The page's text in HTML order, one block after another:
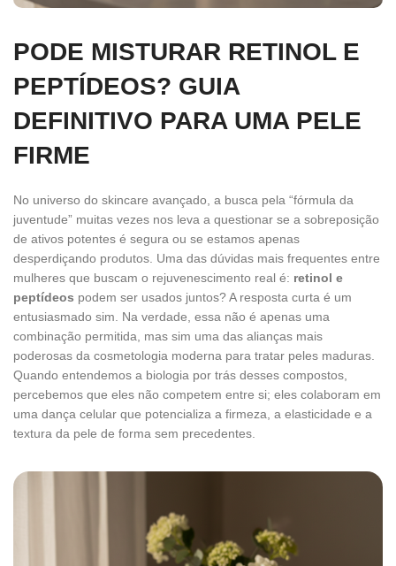
PODE MISTURAR RETINOL E
PEPTÍDEOS? GUIA
DEFINITIVO PARA UMA PELE
FIRME
No universo do skincare avançado, a busca pela “fórmula da
juventude” muitas vezes nos leva a questionar se a sobreposição
de ativos potentes é segura ou se estamos apenas
desperdiçando produtos. Uma das dúvidas mais frequentes entre
mulheres que buscam o rejuvenescimento real é: retinol e
peptídeos podem ser usados juntos? A resposta curta é um
entusiasmado sim. Na verdade, essa não é apenas uma
combinação permitida, mas sim uma das alianças mais
poderosas da cosmetologia moderna para tratar peles maduras.
Quando entendemos a biologia por trás desses compostos,
percebemos que eles não competem entre si; eles colaboram em
uma dança celular que potencializa a firmeza, a elasticidade e a
textura da pele de forma sem precedentes.